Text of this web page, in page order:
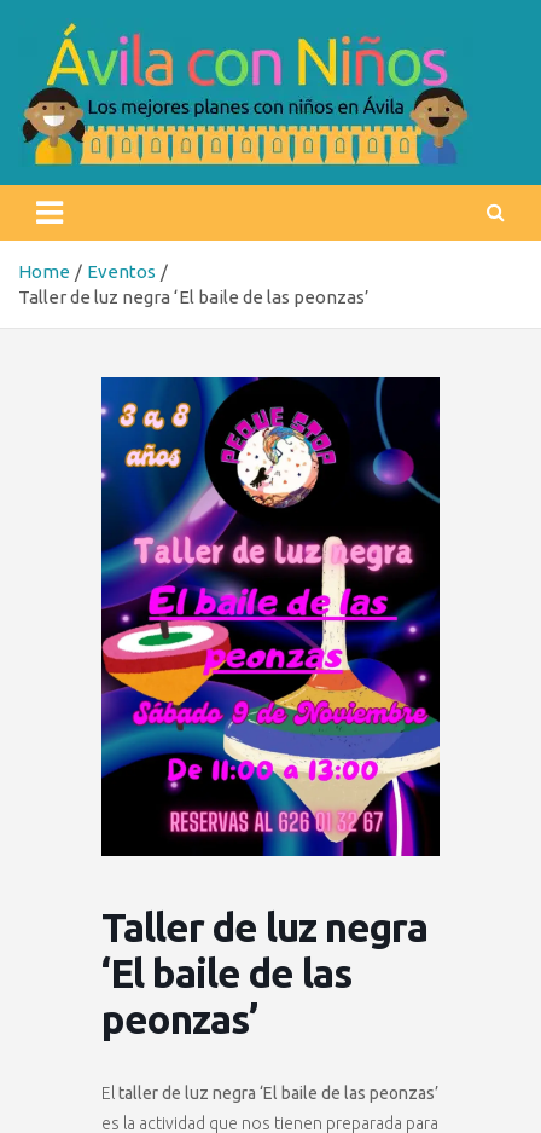
content
Ávila con niños
Home
Eventos
Taller de luz negra ‘El baile de las peonzas’
Taller de luz negra
‘El baile de las
peonzas’
El taller de luz negra ‘El baile de las peonzas’
es la actividad que nos tienen preparada para